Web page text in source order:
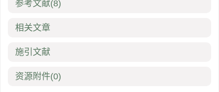
参考文献(8)
相关文章
施引文献
资源附件(0)